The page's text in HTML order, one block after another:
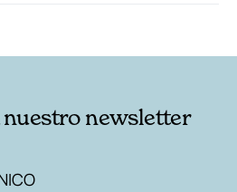
nuestro newsletter